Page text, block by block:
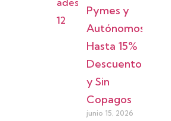
Pymes y
Autónomos:
Hasta 15%
Descuento
y Sin
Copagos
junio 15, 2026